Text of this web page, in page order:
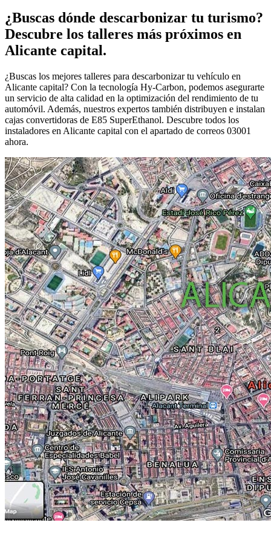
¿Buscas dónde descarbonizar tu turismo?
Descubre los talleres más próximos en
Alicante capital.
¿Buscas los mejores talleres para descarbonizar tu vehículo en
Alicante capital? Con la tecnología Hy-Carbon, podemos asegurarte
un servicio de alta calidad en la optimización del rendimiento de tu
automóvil. Además, nuestros expertos también distribuyen e instalan
cajas convertidoras de E85 SuperEthanol. Descubre todos los
instaladores en Alicante capital con el apartado de correos 03001
ahora.